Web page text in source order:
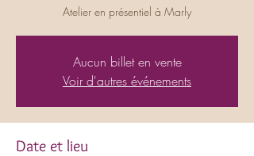
Atelier en présentiel à Marly
Aucun billet en vente
Voir d'autres événements
Date et lieu